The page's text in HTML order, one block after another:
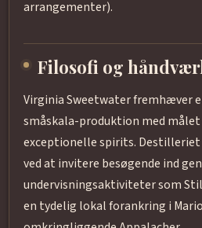
arrangementer).
Filosofi og
Virginia Sweetwater fremhæver
småskala-produktion med
exceptionelle spirits.
ved at invitere besøgende ind
undervisningsaktiviteter som
en tydelig lokal forankring i